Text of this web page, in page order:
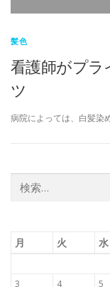
髪色
看護師がプラ
ツ
病院によっては、白髪染
索:
月 火 水
3
4 5